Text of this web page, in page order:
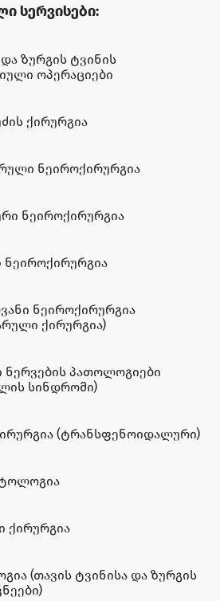
სერვისები:
ზურგის ტვინის
ოპერაციები
ქირურგია
ნეიროქირურგია
ნეიროქირურგია
ნეიროქირურგია
ქირურგია)
პათოლოგიები
სინდრომი)
(ტრანსფენოიდალური)
ქირურგია
(თავის ტვინისა და ზურგის